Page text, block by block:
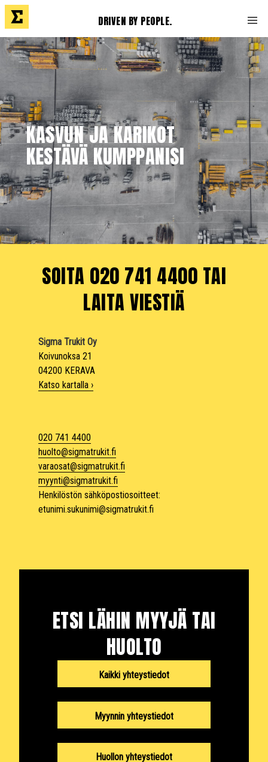
DRIVEN BY PEOPLE.
KASVUN JA KARIKOT
KESTÄVÄ KUMPPANISI
SOITA 020 741 4400 TAI
LAITA VIESTIÄ
Sigma Trukit Oy
Koivunoksa 21
04200 KERAVA
Katso kartalla ›
020 741 4400
huolto@sigmatrukit.fi
varaosat@sigmatrukit.fi
myynti@sigmatrukit.fi
Henkilöstön sähköpostiosoitteet:
etunimi.sukunimi@sigmatrukit.fi
ETSI LÄHIN MYYJÄ TAI
HUOLTO
Kaikki yhteystiedot
Myynnin yhteystiedot
Huollon yhteystiedot